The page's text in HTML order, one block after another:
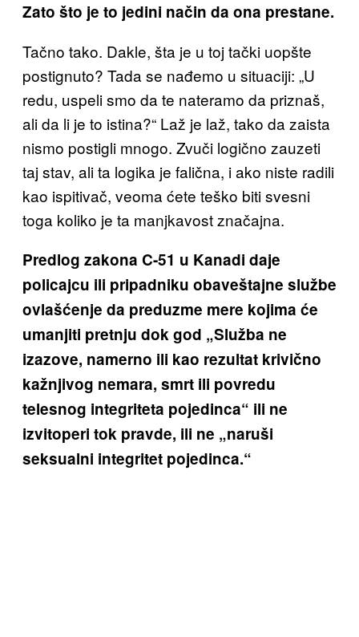
Zato što je to jedini način da ona prestane.
Tačno tako. Dakle, šta je u toj tački uopšte
postignuto? Tada se nađemo u situaciji: „U
redu, uspeli smo da te nateramo da priznaš,
ali da li je to istina?“ Laž je laž, tako da zaista
nismo postigli mnogo. Zvuči logično zauzeti
taj stav, ali ta logika je falična, i ako niste radili
kao ispitivač, veoma ćete teško biti svesni
toga koliko je ta manjkavost značajna.
Predlog zakona C-51 u Kanadi daje
policajcu ili pripadniku obaveštajne službe
ovlašćenje da preduzme mere kojima će
umanjiti pretnju dok god „Služba ne
izazove, namerno ili kao rezultat krivično
kažnjivog nemara, smrt ili povredu
telesnog integriteta pojedinca“ ili ne
izvitoperi tok pravde, ili ne „naruši
seksualni integritet pojedinca.“